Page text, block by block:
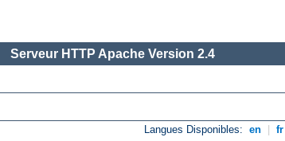
Serveur HTTP Apache Version 2.4
Langues Disponibles: en fr